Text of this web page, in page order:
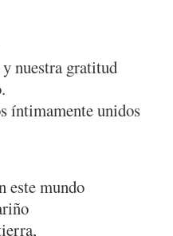
nuestra gratitud
íntimamente unidos
este mundo